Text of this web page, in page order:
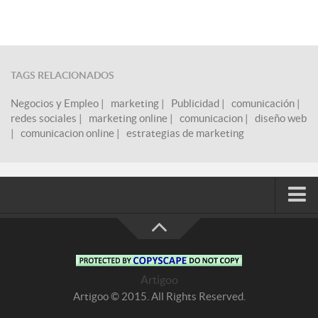
TAGS RELACIONADOS
Negocios y Empleo | marketing | Publicidad | comunicación |
redes sociales | marketing online | comunicacion | diseño web
| comunicacion online | estrategias de marketing
Terminos y condiciones de uso
Artigoo
Artigoo © 2015. All Rights Reserved.